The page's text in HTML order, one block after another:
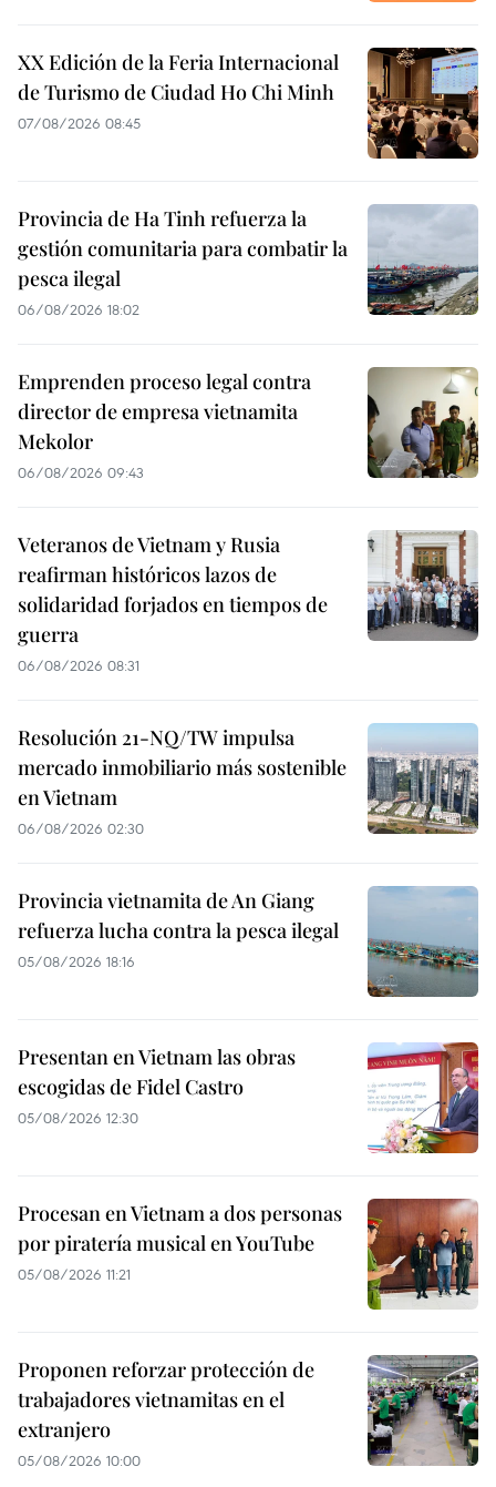
XX Edición de la Feria Internacional
de Turismo de Ciudad Ho Chi Minh
07/08/2026 08:45
Provincia de Ha Tinh refuerza la
gestión comunitaria para combatir la
pesca ilegal
06/08/2026 18:02
Emprenden proceso legal contra
director de empresa vietnamita
Mekolor
06/08/2026 09:43
Veteranos de Vietnam y Rusia
reafirman históricos lazos de
solidaridad forjados en tiempos de
guerra
06/08/2026 08:31
Resolución 21-NQ/TW impulsa
mercado inmobiliario más sostenible
en Vietnam
06/08/2026 02:30
Provincia vietnamita de An Giang
refuerza lucha contra la pesca ilegal
05/08/2026 18:16
Presentan en Vietnam las obras
escogidas de Fidel Castro
05/08/2026 12:30
Procesan en Vietnam a dos personas
por piratería musical en YouTube
05/08/2026 11:21
Proponen reforzar protección de
trabajadores vietnamitas en el
extranjero
05/08/2026 10:00